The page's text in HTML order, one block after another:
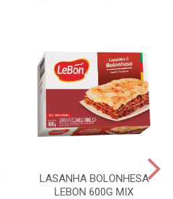
LASANHA BOLONHESA
LEBON 600G MIX